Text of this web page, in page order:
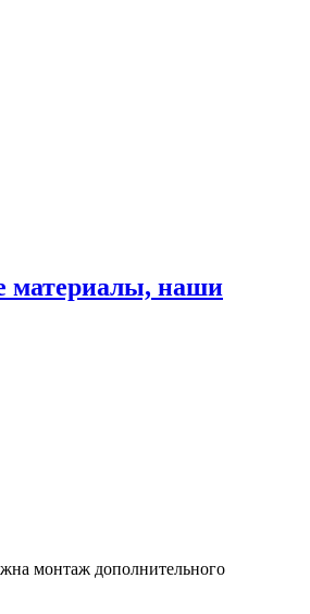
материалы, наши
монтаж дополнительного